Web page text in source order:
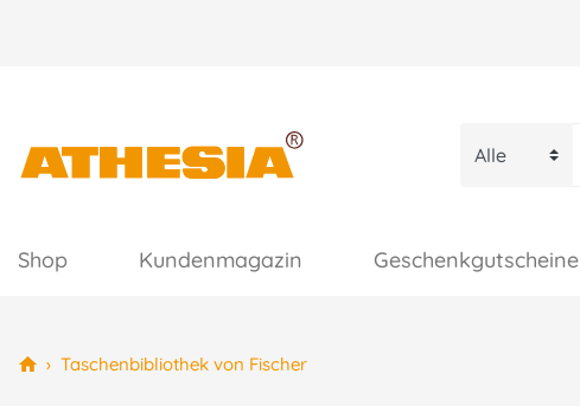
Shop Kundenmagazin Geschenkgutscheine
› Taschenbibliothek von Fischer